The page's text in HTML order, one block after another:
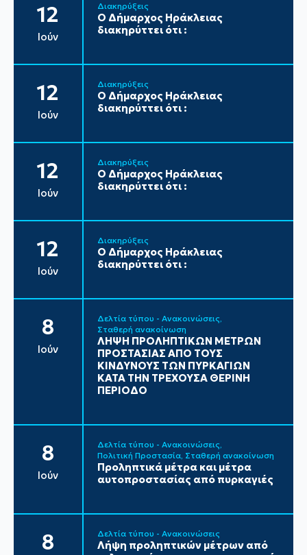
12
Ιούν
Διακηρύξεις
Ο Δήμαρχος Ηράκλειας
διακηρύττει ότι :
12
Ιούν
Διακηρύξεις
Ο Δήμαρχος Ηράκλειας
διακηρύττει ότι :
12
Ιούν
Διακηρύξεις
Ο Δήμαρχος Ηράκλειας
διακηρύττει ότι :
12
Ιούν
Διακηρύξεις
Ο Δήμαρχος Ηράκλειας
διακηρύττει ότι :
8
Ιούν
Δελτία τύπου - Ανακοινώσεις
Σταθερή ανακοίνωση
ΛΗΨΗ ΠΡΟΛΗΠΤΙΚΩΝ ΜΕΤΡΩΝ
ΠΡΟΣΤΑΣΙΑΣ ΑΠΟ ΤΟΥΣ
ΚΙΝΔΥΝΟΥΣ ΤΩΝ ΠΥΡΚΑΓΙΩΝ
ΚΑΤΑ ΤΗΝ ΤΡΕΧΟΥΣΑ ΘΕΡΙΝΗ
ΠΕΡΙΟΔΟ
8
Ιούν
Δελτία τύπου - Ανακοινώσεις
Πολιτική Προστασία Σταθερή ανακοίνωση
Προληπτικά μέτρα και μέτρα
αυτοπροστασίας από πυρκαγιές
8 Δελτία τύπου - Ανακοινώσεις
Λήψη προληπτικών μέτρων από